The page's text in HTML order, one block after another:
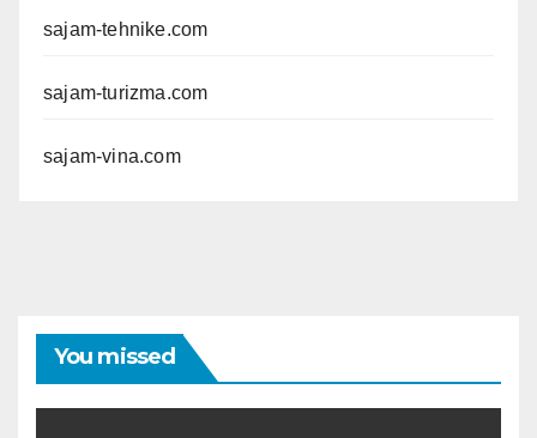
sajam-tehnike.com
sajam-turizma.com
sajam-vina.com
You missed